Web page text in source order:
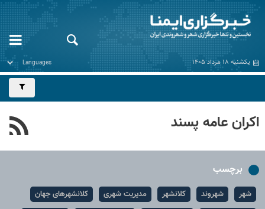
یکشنبه ۱۸ مرداد ۱۴۰۵
اکران عامه پسند
برچسب
شهر شهروند کلانشهر مدیریت شهری
کلانشهرهای جهان